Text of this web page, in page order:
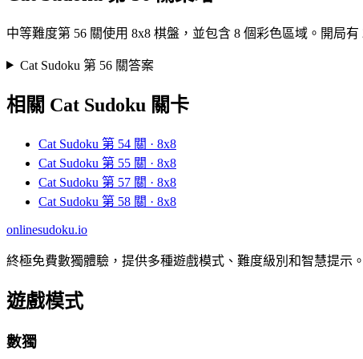
中等難度第 56 關使用 8x8 棋盤，並包含 8 個彩色區域。開局
Cat Sudoku 第 56 關答案
相關 Cat Sudoku 關卡
Cat Sudoku 第 54 關 · 8x8
Cat Sudoku 第 55 關 · 8x8
Cat Sudoku 第 57 關 · 8x8
Cat Sudoku 第 58 關 · 8x8
onlinesudoku.io
終極免費數獨體驗，提供多種遊戲模式、難度級別和智慧提示
遊戲模式
數獨